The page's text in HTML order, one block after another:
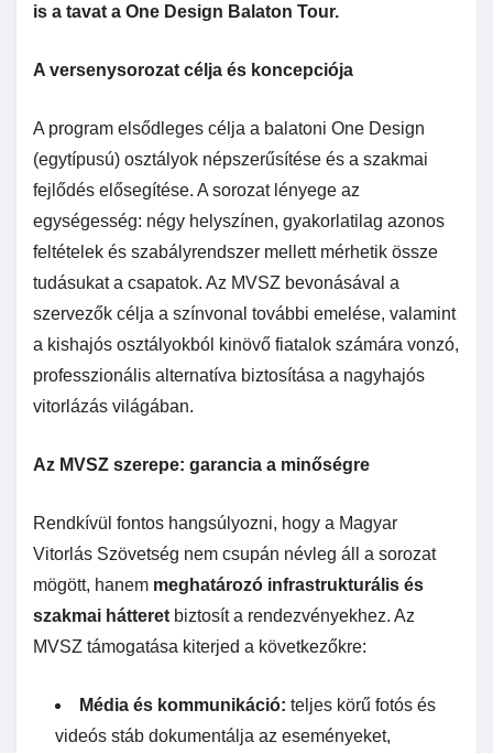
is a tavat a One Design Balaton Tour.
A versenysorozat célja és koncepciója
A program elsődleges célja a balatoni One Design
(egytípusú) osztályok népszerűsítése és a szakmai
fejlődés elősegítése. A sorozat lényege az
egységesség: négy helyszínen, gyakorlatilag azonos
feltételek és szabályrendszer mellett mérhetik össze
tudásukat a csapatok. Az MVSZ bevonásával a
szervezők célja a színvonal további emelése, valamint
a kishajós osztályokból kinövő fiatalok számára vonzó,
professzionális alternatíva biztosítása a nagyhajós
vitorlázás világában.
Az MVSZ szerepe: garancia a minőségre
Rendkívül fontos hangsúlyozni, hogy a Magyar
Vitorlás Szövetség nem csupán névleg áll a sorozat
mögött, hanem meghatározó infrastrukturális és
szakmai hátteret biztosít a rendezvényekhez. Az
MVSZ támogatása kiterjed a következőkre:
Média és kommunikáció: teljes körű fotós és
videós stáb dokumentálja az eseményeket,